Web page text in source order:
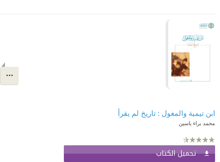
ابن تيمية والمغول : تاريخ لم يقرأ
محمد براء ياسين
تحميل الكتاب